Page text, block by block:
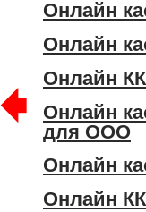
Онлайн
Онлайн
Онлайн
Онлайн
для ООО
Онлайн
Онлайн
🠸